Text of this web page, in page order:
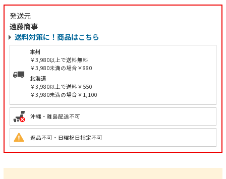
発送元
遠藤商事
送料対策に！商品はこちら
本州
￥3,980以上で送料無料
￥3,980未満の場合￥880
北海道
￥3,980以上で送料￥550
￥3,980未満の場合￥1,100
沖縄・離島配送不可
返品不可・日曜祝日指定不可